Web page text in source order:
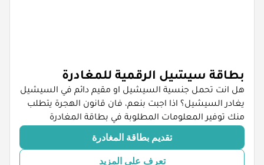
بطاقة سيشيل الرقمية للمغادرة
هل انت تحمل جنسية السيشيل او مقيم دائم في السيشيل
يغادر السيشيل؟ اذا اجبت بنعم، فان قانون الهجرة يتطلب
منك توفير المعلومات المطلوبة في بطاقة المغادرة
تقديم بطاقة المغادرة
تعرف على المزيد